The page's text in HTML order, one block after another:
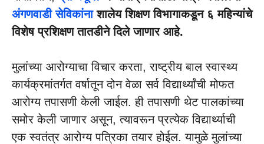
अंगणवाडी सेविकांनाशालेय शिक्षण विभागाकडून ६ महिन्यांचे
विशेष प्रशिक्षण तातडीने दिले जाणार आहे.
मुलांच्या आरोग्याचा विचार करता, राष्ट्रीय बाल स्वास्थ्य
कार्यक्रमांतर्गत वर्षातून दोन वेळा सर्व विद्यार्थ्यांची मोफत
आरोग्य तपासणी केली जाईल. ही तपासणी थेट पालकांच्या
समोर केली जाणार असून, त्यावरून प्रत्येक विद्यार्थ्याची
एक स्वतंत्र आरोग्य पत्रिका तयार होईल. यामुळे मुलांच्या